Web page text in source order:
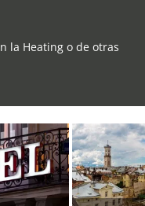
la Heating o de otras